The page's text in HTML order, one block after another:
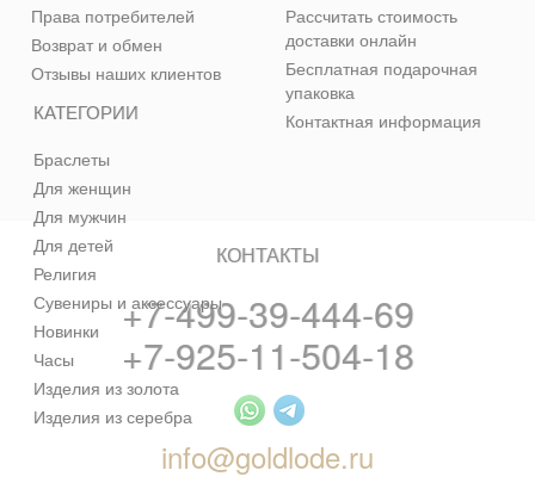
КАТЕГОРИИ
Браслеты
Для женщин
Для мужчин
Для детей
Религия
Сувениры и аксессуары
Новинки
Часы
Изделия из золота
Изделия из серебра
Права потребителей
Возврат и обмен
Отзывы наших клиентов
Рассчитать стоимость
доставки онлайн
Бесплатная подарочная
упаковка
Контактная информация
КОНТАКТЫ
+7-499-39-444-69
+7-925-11-504-18
info@goldlode.ru